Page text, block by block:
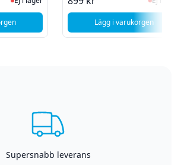
Xperia 1 V (XQ-DQ54) - Byte av simkortsläsare
Lägg i varukorgen
, Sony Xperia 1
Supersnabb leverans